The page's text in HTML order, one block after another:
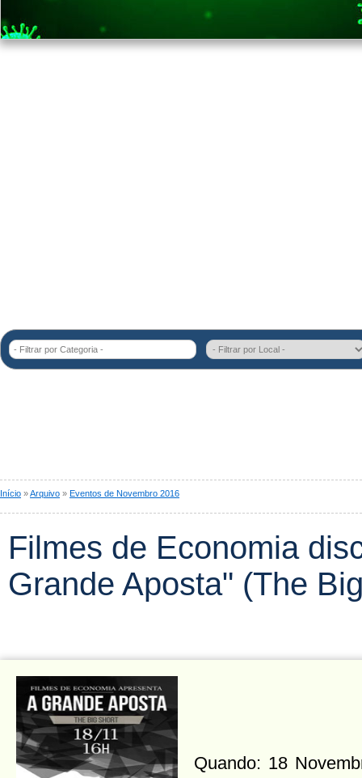
- Filtrar por Categoria -
Início »Arquivo » Eventos de Novembro 2016
Filmes de Economia
Grande Aposta" (The
Quando: 18